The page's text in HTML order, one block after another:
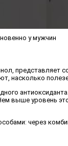
у мужчин
насколько
выше уровень
через